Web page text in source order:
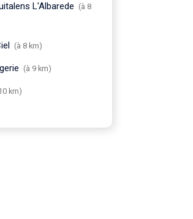
L'Albarede (à 8
(à 8 km)
(à 9 km)
km)